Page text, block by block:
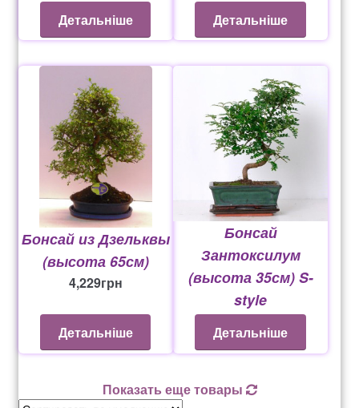
Детальніше
Детальніше
Бонсай из Дзельквы
(высота 65см)
4,229грн
Детальніше
Бонсай
Зантоксилум
(высота 35см) S-
style
Детальніше
Показать еще товары